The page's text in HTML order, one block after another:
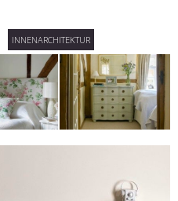
INNENARCHITEKTUR